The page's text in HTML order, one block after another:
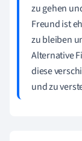
zu gehen
Freund ist
zu bleiben
Alternative
diese
und zu